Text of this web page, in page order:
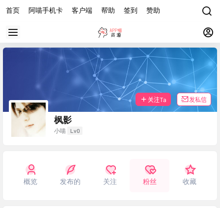
首页 阿喵手机卡 客户端 帮助 签到 赞助
枫影
小喵 Lv0
关注Ta 发私信
概览 发布的 关注 粉丝 收藏